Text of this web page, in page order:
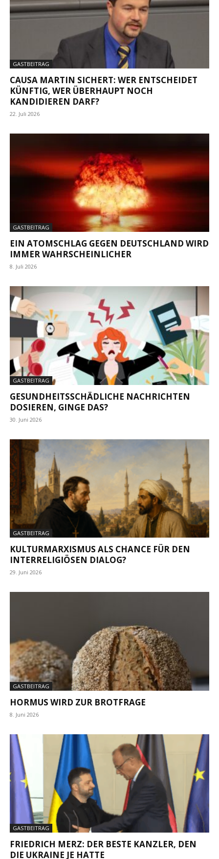
GASTBEITRAG
CAUSA MARTIN SICHERT: WER ENTSCHEIDET
KÜNFTIG, WER ÜBERHAUPT NOCH
KANDIDIEREN DARF?
22. Juli 2026
GASTBEITRAG
EIN ATOMSCHLAG GEGEN DEUTSCHLAND WIRD
IMMER WAHRSCHEINLICHER
8. Juli 2026
GASTBEITRAG
GESUNDHEITSSCHÄDLICHE NACHRICHTEN
DOSIEREN, GINGE DAS?
30. Juni 2026
GASTBEITRAG
KULTURMARXISMUS ALS CHANCE FÜR DEN
INTERRELIGIÖSEN DIALOG?
29. Juni 2026
GASTBEITRAG
HORMUS WIRD ZUR BROTFRAGE
8. Juni 2026
GASTBEITRAG
FRIEDRICH MERZ: DER BESTE KANZLER, DEN
DIE UKRAINE JE HATTE